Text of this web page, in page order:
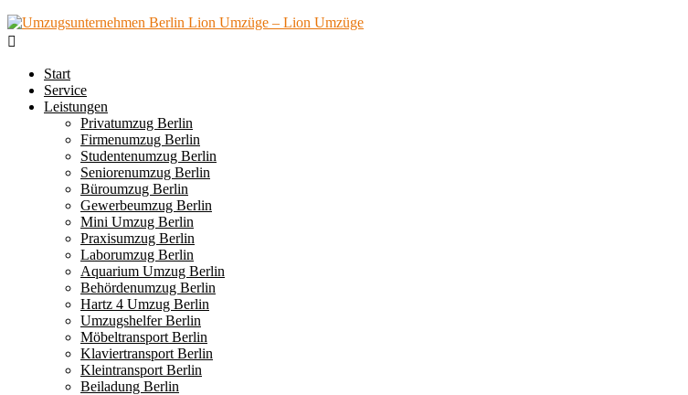
Start
Service
Leistungen
Privatumzug Berlin
Firmenumzug Berlin
Studentenumzug Berlin
Seniorenumzug Berlin
Büroumzug Berlin
Gewerbeumzug Berlin
Mini Umzug Berlin
Praxisumzug Berlin
Laborumzug Berlin
Aquarium Umzug Berlin
Behördenumzug Berlin
Hartz 4 Umzug Berlin
Umzugshelfer Berlin
Möbeltransport Berlin
Klaviertransport Berlin
Kleintransport Berlin
Beiladung Berlin